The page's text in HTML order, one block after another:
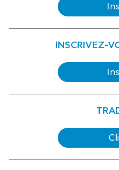
INSCRIVEZ-